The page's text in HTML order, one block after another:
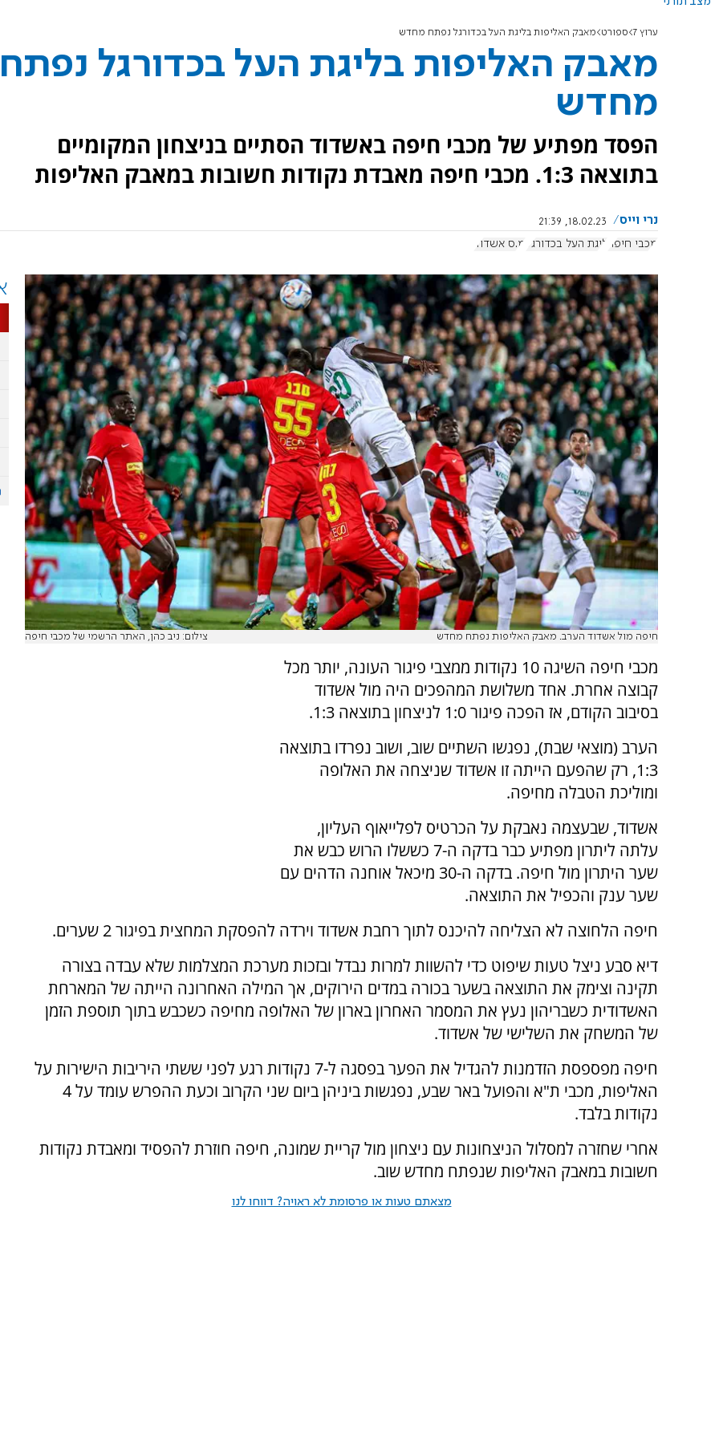
ערוץ 7 ספורט מאבק האליפות בליגת העל בכדורגל נפתח מחדש
מאבק האליפות בליגת העל בכדורגל
מחדש
הפסד מפתיע של מכבי חיפה באשדוד הסתיים בניצחון המקומיים
בתוצאה 1:3. מכבי חיפה מאבדת נקודות חשובות במאבק האליפות
נרי וייס
18.02.23, 21:39
מכבי חיפה
ליגת העל בכדורגל מ.ס אשדוד
חיפה מול אשדוד הערב. מאבק האליפות נפתח מחדש צילום: ניב כהן, האתר הרשמי של מכבי חיפה
מכבי חיפה השיגה 10 נקודות ממצבי פיגור העונה, יותר מכל
קבוצה אחרת. אחד משלושת המהפכים היה מול אשדוד
בסיבוב הקודם, אז הפכה פיגור 1:0 לניצחון בתוצאה 1:3.
הערב (מוצאי שבת), נפגשו השתיים שוב, ושוב נפרדו בתוצאה
1:3, רק שהפעם הייתה זו אשדוד שניצחה את האלופה
ומוליכת הטבלה מחיפה.
אשדוד, שבעצמה נאבקת על הכרטיס לפלייאוף העליון,
עלתה ליתרון מפתיע כבר בדקה ה-7 כששלו הרוש כבש את
שער היתרון מול חיפה. בדקה ה-30 מיכאל אוחנה הדהים עם
שער ענק והכפיל את התוצאה.
חיפה הלחוצה לא הצליחה להיכנס לתוך רחבת אשדוד וירדה להפסקת המחצית בפיגור 2 שערים.
דיא סבע ניצל טעות שיפוט כדי להשוות למרות נבדל ובזכות מערכת המצלמות שלא עבדה בצורה
תקינה וצימק את התוצאה בשער בכורה במדים הירוקים, אך המילה האחרונה הייתה של המארחת
האשדודית כשבריהון נעץ את המסמר האחרון בארון של האלופה מחיפה כשכבש בתוך תוספת הזמן
של המשחק את השלישי של אשדוד.
חיפה מפספסת הזדמנות להגדיל את הפער בפסגה ל-7 נקודות רגע לפני ששתי היריבות הישירות על
האליפות, מכבי ת"א והפועל באר שבע, נפגשות ביניהן ביום שני הקרוב וכעת ההפרש עומד על 4
נקודות בלבד.
אחרי שחזרה למסלול הניצחונות עם ניצחון מול קריית שמונה, חיפה חוזרת להפסיד ומאבדת נקודות
חשובות במאבק האליפות שנפתח מחדש שוב.
מצאתם טעות או פרסומת לא ראויה? דווחו לנו